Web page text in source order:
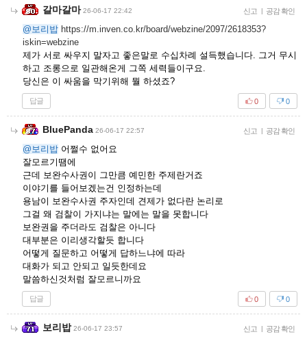
갈마갈마 26-06-17 22:42 신고 | 공감 확인
@보리밥 https://m.inven.co.kr/board/webzine/2097/2618353?
iskin=webzine
제가 서로 싸우지 말자고 좋은말로 수십차례 설득했습니다. 그거 무시
하고 조롱으로 일관해온게 그쪽 세력들이구요.
당신은 이 싸움을 막기위해 뭘 하셨죠?
답글 0
0
BluePanda 26-06-17 22:57 신고 | 공감 확인
@보리밥 어쩔수 없어요
잘모르기땜에
근데 보완수사권이 그만큼 예민한 주제란거죠
이야기를 들어보겠는건 인정하는데
용남이 보완수사권 주자인데 견제가 없다란 논리로
그걸 왜 검찰이 가지냐는 말에는 말을 못합니다
보완권을 주더라도 검찰은 아니다
대부분은 이리생각할듯 합니다
어떻게 질문하고 어떻게 답하느냐에 따라
대화가 되고 안되고 일듯한데요
말씀하신것처럼 잘모르니까요
답글 0
0
보리밥 26-06-17 23:57 신고 | 공감 확인